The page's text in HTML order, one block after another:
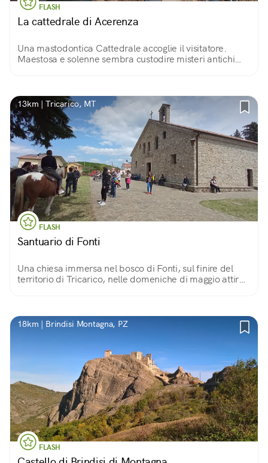
FLASH
La cattedrale di Acerenza
Una mastodontica Cattedrale accoglie il visitatore.
Maestosa e solenne sembra custodire misteri antichi
13km | Tricarico, MT
FLASH
Santuario di Fonti
Una chiesa immersa nel bosco di Fonti, sul finire del
territorio di Tricarico, nelle domeniche di maggio attira
18km | Brindisi Montagna, PZ
FLASH